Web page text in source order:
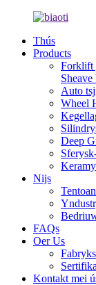
Thús
Products
Forklift
Auto
Wheel
Deep
Nijs
FAQs
Oer Us
Kontakt mei